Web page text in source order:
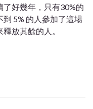
好幾年，只有30%的
5% 的人參加了這場
放其餘的人。